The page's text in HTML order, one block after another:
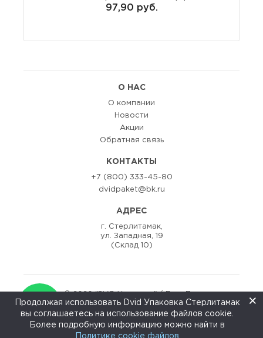
97,90 руб.
О НАС
О компании
Новости
Акции
Обратная связь
КОНТАКТЫ
+7 (800) 333-45-80
dvidpaket@bk.ru
АДРЕС
г. Стерлитамак,
ул. Западная, 19
(Склад 10)
© 2020 "DViD Упаковка" / Двид Пак
Продолжая использовать Dvid Упаковка Стерлитамак
вы соглашаетесь на использование файлов cookie.
Более подробную информацию можно найти в
Политике cookie файлов
×